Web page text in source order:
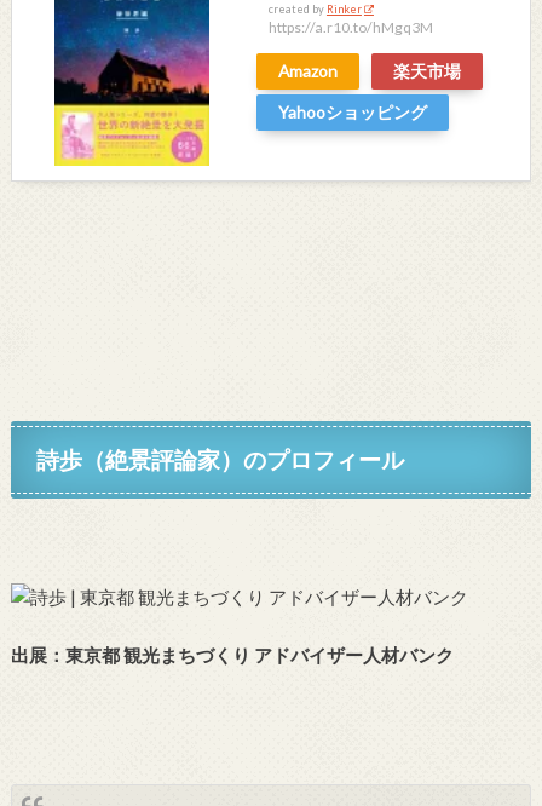
created by Rinker
https://a.r10.to/hMgq3M
Amazon
楽天市場
Yahooショッピング
詩歩（絶景評論家）のプロフィール
出展： 東京都 観光まちづくり アドバイザー人材バンク